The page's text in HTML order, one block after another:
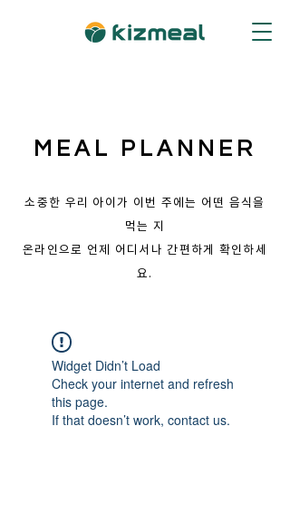
MEAL PLANNER
소중한 우리 아이가 이번 주에는 어떤 음식을
먹는 지
​온라인으로 언제 어디서나 간편하게 확인하세
요.
Widget Didn’t Load
Check your internet and refresh
this page.
If that doesn’t work, contact us.